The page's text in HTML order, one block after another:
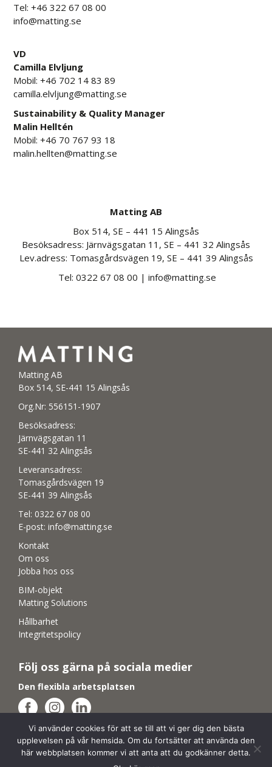
Tel: +46 322 67 08 00
info@matting.se
VD
Camilla Elvljung
Mobil: +46 702 14 83 89
camilla.elvljung@matting.se
Sustainability & Quality Manager
Malin Helltén
Mobil: +46 70 767 93 18
malin.hellten@matting.se
Matting AB
Box 514, SE – 441 15 Alingsås
Besöksadress: Järnvägsgatan 11, SE – 441 32 Alingsås
Lev.adress: Tomasgårdsvägen 19, SE – 441 39 Alingsås
Tel: 0322 67 08 00 | info@matting.se
Matting AB
Box 514, SE-441 15 Alingsås
Org.Nr: 556151-1907
Besöksadress:
Järnvägsgatan 11
SE-441 32 Alingsås
Leveransadress:
Tomasgårdsvägen 19
SE-441 39 Alingsås
Tel: 0322 67 08 00
E-post: info@matting.se
Kontakt
Om oss
Jobba hos oss
BIM-objekt
Matting Solutions
Hållbarhet
Integritetspolicy
Följ oss gärna på sociala medier
Den flexibla arbetsplatsen
Aktiva studiemiljöer
Vi använder cookies för att se till att vi ger dig den bästa
upplevelsen på vår hemsida. Om du fortsätter att använda den
här webbplatsen kommer vi att anta att du godkänner detta.